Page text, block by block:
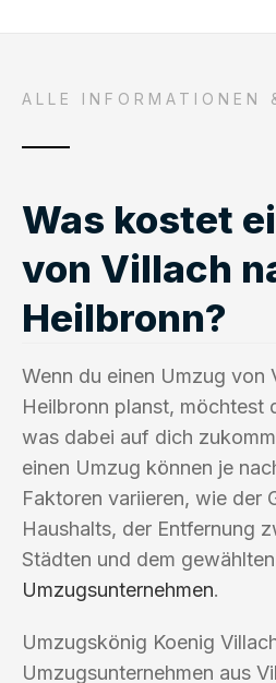
ALLE INFORMATIONEN
Was kostet
von Villach
Heilbronn?
Wenn du einen Umzug von
Heilbronn planst, möchtest
was dabei auf dich
einen Umzug können je
Faktoren variieren, wie der
Haushalts, der Entfernung
Städten und dem gewählten
Umzugsunternehmen.
Umzugskönig Koenig
Umzugsunternehmen aus